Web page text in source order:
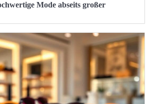
Mode abseits großer